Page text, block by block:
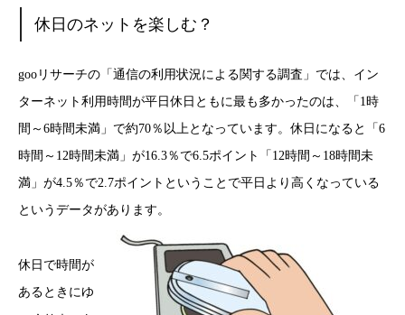
休日のネットを楽しむ？
gooリサーチの「通信の利用状況による関する調査」では、イン
ターネット利用時間が平日休日ともに最も多かったのは、「1時
間～6時間未満」で約70％以上となっています。休日になると「6
時間～12時間未満」が16.3％で6.5ポイント「12時間～18時間未
満」が4.5％で2.7ポイントということで平日より高くなっている
というデータがあります。
休日で時間が
あるときにゆ